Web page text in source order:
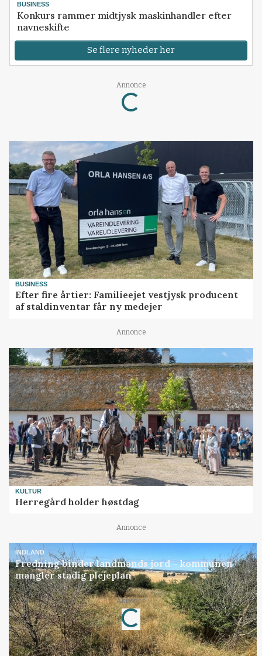
BUSINESS
Konkurs rammer midtjysk maskinhandler efter
navneskifte
Se flere nyheder her
Annonce
Loading...
BUSINESS
Efter fire årtier: Familieejet vestjysk producent
af staldinventar får ny medejer
Annonce
KULTUR
Herregård holder høstdag
Annonce
INDLAND
Fredning binder landmands jord – kommunen
mangler stadig plejeplan
Annonce
Loading...